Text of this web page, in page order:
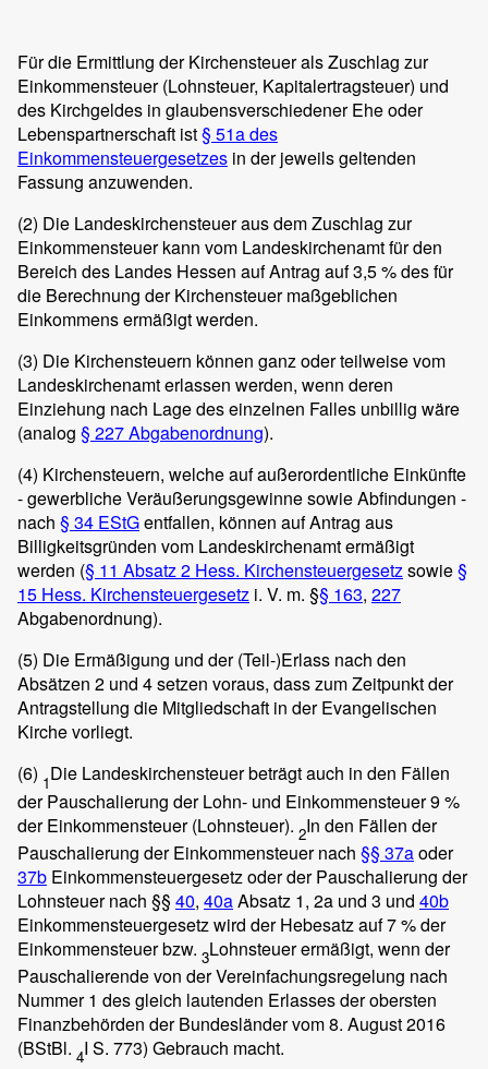
Für die Ermittlung der Kirchensteuer als Zuschlag zur
Einkommensteuer (Lohnsteuer, Kapitalertragsteuer) und
des Kirchgeldes in glaubensverschiedener Ehe oder
Lebenspartnerschaft ist§ 51a des
Einkommensteuergesetzes in der jeweils geltenden
Fassung anzuwenden.
(2) Die Landeskirchensteuer aus dem Zuschlag zur
Einkommensteuer kann vom Landeskirchenamt für den
Bereich des Landes Hessen auf Antrag auf 3,5 % des für
die Berechnung der Kirchensteuer maßgeblichen
Einkommens ermäßigt werden.
(3) Die Kirchensteuern können ganz oder teilweise vom
Landeskirchenamt erlassen werden, wenn deren
Einziehung nach Lage des einzelnen Falles unbillig wäre
(analog § 227 Abgabenordnung).
(4) Kirchensteuern, welche auf außerordentliche Einkünfte
- gewerbliche Veräußerungsgewinne sowie Abfindungen -
nach § 34 EStGentfallen, können auf Antrag aus
Billigkeitsgründen vom Landeskirchenamt ermäßigt
werden (§ 11 Absatz 2 Hess. Kirchensteuergesetzsowie§
15 Hess. Kirchensteuergesetz i. V. m. §§ 163, 227
Abgabenordnung).
(5) Die Ermäßigung und der (Teil-)Erlass nach den
Absätzen 2 und 4 setzen voraus, dass zum Zeitpunkt der
Antragstellung die Mitgliedschaft in der Evangelischen
Kirche vorliegt.
(6) 1Die Landeskirchensteuer beträgt auch in den Fällen
der Pauschalierung der Lohn- und Einkommensteuer 9 %
der Einkommensteuer (Lohnsteuer). 2In den Fällen der
Pauschalierung der Einkommensteuer nach §§ 37aoder
37b Einkommensteuergesetz oder der Pauschalierung der
Lohnsteuer nach §§ 40, 40aAbsatz 1, 2a und 3 und 40b
Einkommensteuergesetz wird der Hebesatz auf 7 % der
Einkommensteuer bzw. 3Lohnsteuer ermäßigt, wenn der
Pauschalierende von der Vereinfachungsregelung nach
Nummer 1 des gleich lautenden Erlasses der obersten
Finanzbehörden der Bundesländer vom 8. August 2016
(BStBl. 4I S. 773) Gebrauch macht.